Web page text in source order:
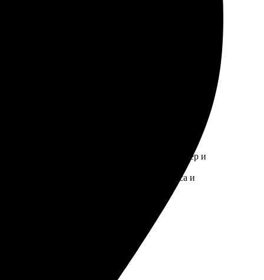
напечатали четко, качество отличное. Доставка в
удобный. Загружаете фото, выбираете размер и
повреждений. Такой уровень сервиса и
всем!